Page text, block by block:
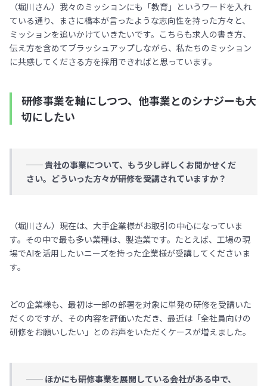
（堀川さん）我々のミッションにも「教育」というワードを入れ
ている通り、まさに橋本が言ったような志向性を持った方々と、
ミッションを追いかけていきたいです。こちらも求人の書き方、
伝え方を含めてブラッシュアップしながら、私たちのミッション
に共感してくださる方を採用できればと思っています。
研修事業を軸にしつつ、他事業とのシナジーも大
切にしたい
── 貴社の事業について、もう少し詳しくお聞かせくだ
さい。どういった方々が研修を受講されていますか？
（堀川さん）現在は、大手企業様がお取引の中心になっていま
す。その中で最も多い業種は、製造業です。たとえば、工場の現
場でAIを活用したいニーズを持った企業様が受講してくださいま
す。
どの企業様も、最初は一部の部署を対象に単発の研修を受講いた
だくのですが、その内容を評価いただき、最近は「全社員向けの
研修をお願いしたい」とのお声をいただくケースが増えました。
── ほかにも研修事業を展開している会社がある中で、